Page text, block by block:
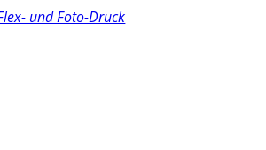
und Foto-Druck